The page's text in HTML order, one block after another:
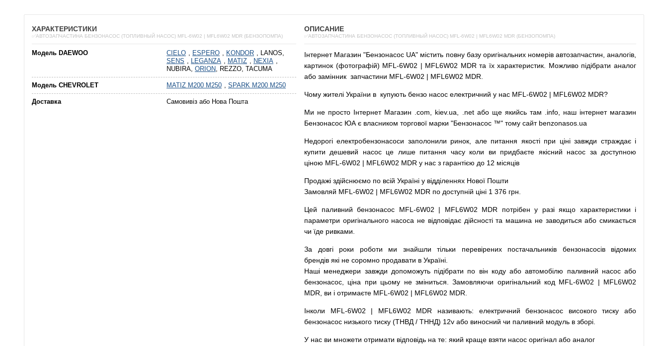
ХАРАКТЕРИСТИКИ
✅АВТОЗАПЧАСТИНА БЕНЗОНАСОС (ТОПЛИВНЫЙ НАСОС) MFL-6W02 | MFL6W02 MDR (БЕНЗОПОМПА)
Модель DAEWOO CIELO , ESPERO , KONDOR , LANOS,
SENS , LEGANZA , MATIZ , NEXIA ,
NUBIRA, ORION, REZZO, TACUMA
Модель CHEVROLET MATIZ M200 M250 , SPARK M200 M250
Доставка Самовивіз або Нова Пошта
ОПИСАНИЕ
✅АВТОЗАПЧАСТИНА БЕНЗОНАСОС (ТОПЛИВНЫЙ НАСОС) MFL-6W02 | MFL6W02 MDR (БЕНЗОПОМПА)
Інтернет Магазин "Бензонасос UA" містить повну базу оригінальних номерів автозапчастин аналогів
картинок (фотографій) MFL-6W02 | MFL6W02 MDR та їх характеристик. Можливо підібрати аналог
або замінник запчастини MFL-6W02 | MFL6W02 MDR.
Чому жителі України в купують бензо насос електричний у нас MFL-6W02 | MFL6W02 MDR?
Ми не просто Інтернет Магазин .com kiev.ua .net або ще якийсь там .info, наш інтернет магазин
Бензонасос ЮА є власником торгової марки "Бензонасос ™" тому сайт benzonasos.ua
Недорогі електробензонасоси заполонили ринок але питання якості при ціні завжди страждає і
купити
дешевий насос це лише питання часу коли ви придбаєте якісний насос за доступною
ціною MFL-6W02 | MFL6W02 MDR у нас з гарантією до 12 місяців
Продажі здійснюємо по всій Україні у відділеннях Нової Пошти
Замовляй MFL-6W02 | MFL6W02 MDR по доступній ціні 1 376 грн.
Цей паливний бензонасос MFL-6W02 | MFL6W02 MDR потрібен у разі якщо характеристики
і
параметри оригінального насоса не відповідає дійсності та машина не заводиться або смикається
чи їде ривками
За довгі роки роботи ми знайшли тільки перевірених постачальників
бензонасосів відомих
брендів які не соромно продавати в Україні.
Наші менеджери завжди допоможуть підібрати по він коду або автомобілю паливний насос або
бензонасос
ціна при цьому не зміниться Замовляючи оригінальний код MFL-6W02 | MFL6W02
MDR, ви і отримаєте MFL-6W02 | MFL6W02 MDR.
Інколи MFL-6W02 | MFL6W02 MDR називають: електричний бензонасос високого тиску
або
бензонасос низького тиску (ТНВД / ТННД) 12v або виносний чи паливний модуль в зборі
У нас ви множети отримати відповідь на те: який краще взяти насос оригінал або аналог